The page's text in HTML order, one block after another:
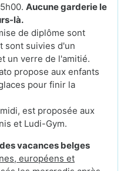
Aucune garderie le
là.
de diplôme sont
sont suivies d'un
un verre de l'amitié.
propose aux enfants
pour finir la
est proposée aux
et Ludi-Gym.
vacances belges
européens et